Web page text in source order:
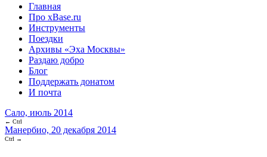
Главная
Про xBase.ru
Инструменты
Поездки
Архивы «Эха Москвы»
Раздаю добро
Блог
Поддержать донатом
И почта
Сало, июль 2014
← Ctrl
Манербио, 20 декабря 2014
Ctrl →